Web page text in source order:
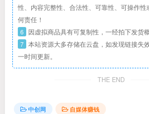
性、内容完整性、合法性、可靠性、可操作
何责任！
6 因虚拟商品具有可复制性，一经拍下发货概
7 本站资源大多存储在云盘，如发现链接失
一时间更新。
THE END
中创网 自媒体赚钱